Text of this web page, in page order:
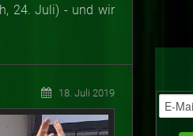
24. Juli) - und wir
18. Juli 2019